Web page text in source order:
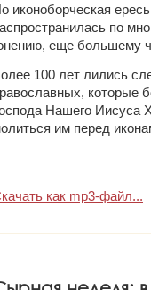
иконоборческая
по
еще большему
100 лет лились
которые
Нашего Иисуса
им перед
как mp3-файл...